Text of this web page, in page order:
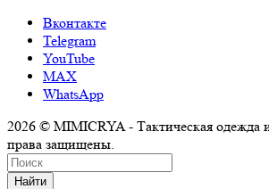
Вконтакте
Telegram
YouTube
MAX
WhatsApp
2026 © MIMICRYA - Тактическая одежда
права защищены.
Найти